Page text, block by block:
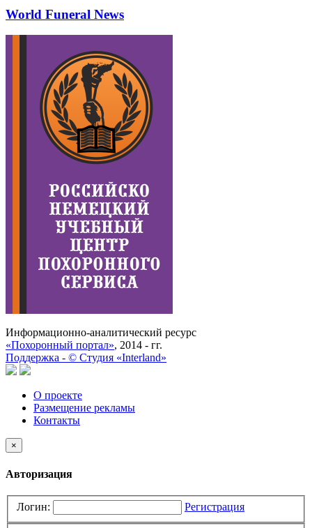
World Funeral News
Информационно-аналитический ресурс
«Похоронный портал», 2014 - гг.
Поддержка - © Cтудия «Interland»
О проекте
Размещение рекламы
Контакты
×
Авторизация
Логин: Регистрация